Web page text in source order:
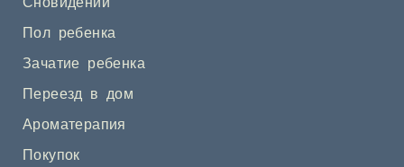
Пол ребенка
Зачатие ребенка
Переезд в дом
Ароматерапия
Покупок